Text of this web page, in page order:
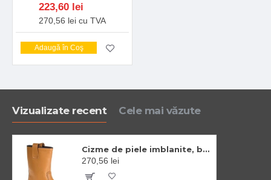
223,60 lei
270,56 lei cu TVA
Adaugă în Coş
Vizualizate recent Cele mai văzute
Cizme de piele imblanite, bombeu metalic si lamela, varf antiuzura, S1P CI, [FW13] Maro deschis
270,56 lei